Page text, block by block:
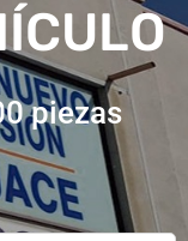
piezas